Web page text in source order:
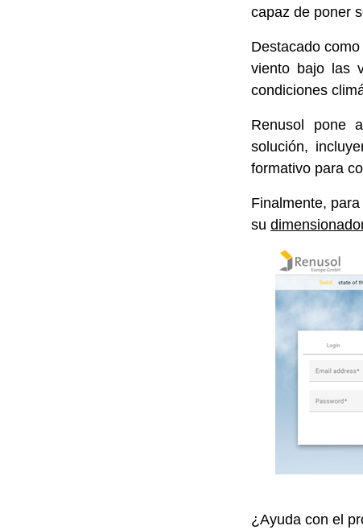
capaz de poner
Destacado
viento bajo las
condiciones
Renusol pone
solución,
formativo para
Finalmente,
su
¿Ayuda con el